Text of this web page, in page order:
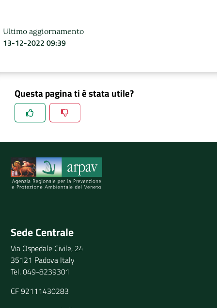
Seguici
Ultimo aggiornamento
13-12-2022 09:39
Questa pagina ti è stata utile?
Spiegaci perchè, e aiutaci a migliorare il servizio
Sede Centrale
Via Ospedale Civile, 24
35121 Padova Italy
Tel. 049-8239301
CF 92111430283